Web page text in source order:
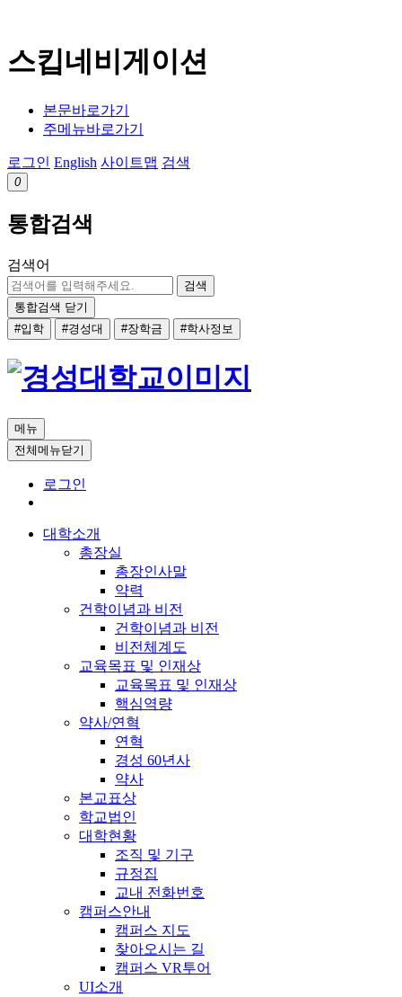
스킵네비게이션
본문바로가기
주메뉴바로가기
로그인 English 사이트맵 검색
0
통합검색
검색어
검색
통합검색 닫기
#입학
#경성대 #장학금 #학사정보
메뉴
전체메뉴닫기
로그인
대학소개
총장실
총장인사말
약력
건학이념과 비전
건학이념과 비전
비전체계도
교육목표 및 인재상
교육목표 및 인재상
핵심역량
약사/연혁
연혁
경성 60년사
약사
본교표상
학교법인
대학현황
조직 및 기구
규정집
교내 전화번호
캠퍼스안내
캠퍼스 지도
찾아오시는 길
캠퍼스 VR투어
UI소개